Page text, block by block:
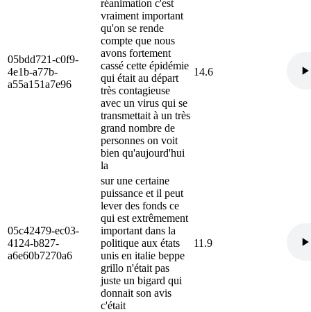
05bdd721-c0f9-
4e1b-a77b-
a55a151a7e96
réanimation c'est
vraiment important
qu'on se rende
compte que nous
avons fortement
cassé cette épidémie
qui était au départ
très contagieuse
avec un virus qui se
transmettait à un très
grand nombre de
personnes on voit
bien qu'aujourd'hui
la
14.6
05c42479-ec03-
4124-b827-
a6e60b7270a6
sur une certaine
puissance et il peut
lever des fonds ce
qui est extrêmement
important dans la
politique aux états
unis en italie beppe
grillo n'était pas
juste un bigard qui
donnait son avis
c'était
11.9